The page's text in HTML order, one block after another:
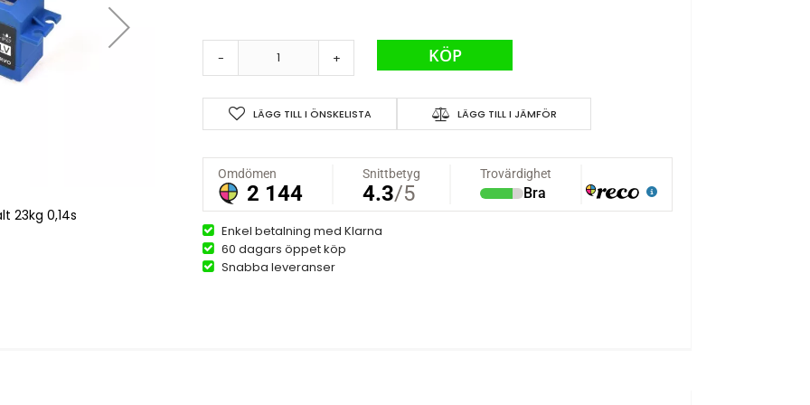
23kg 0,14s JX Servo digitalt 23kg 0,14s
- + KÖP
LÄGG TILL I ÖNSKELISTA LÄGG TILL I JÄMFÖR
Enkel betalning med Klarna
60 dagars öppet köp
Snabba leveranser